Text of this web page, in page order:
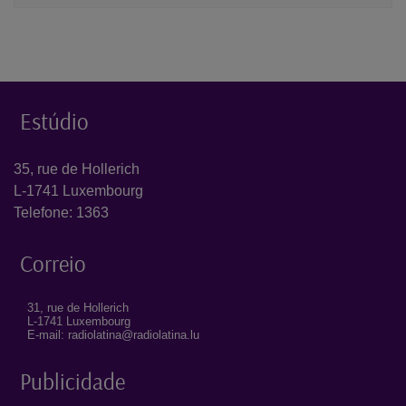
Estúdio
35, rue de Hollerich
L-1741 Luxembourg
Telefone: 1363
Correio
31, rue de Hollerich
L-1741 Luxembourg
E-mail: radiolatina@radiolatina.lu
Publicidade